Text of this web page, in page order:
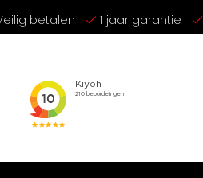
betalen 1 jaar garantie